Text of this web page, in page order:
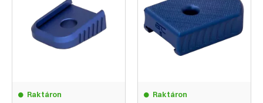
Raktáron Raktáron